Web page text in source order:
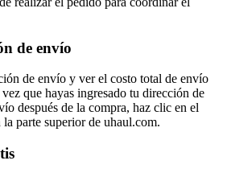
de envío
de envío y ver el costo total de envío
que hayas ingresado tu dirección de
después de la compra, haz clic en el
la parte superior de uhaul.com.